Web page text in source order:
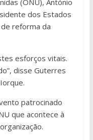
(ONU), António
dos Estados
reforma da
esforços vitais.
disse Guterres
patrocinado
que acontece à